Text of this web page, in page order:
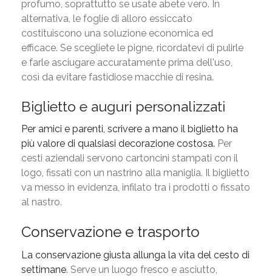
profumo, soprattutto se usate abete vero. In
alternativa, le foglie di alloro essiccato
costituiscono una soluzione economica ed
efficace. Se scegliete le pigne, ricordatevi di pulirle
e farle asciugare accuratamente prima dell'uso,
così da evitare fastidiose macchie di resina.
Biglietto e auguri personalizzati
Per amici e parenti, scrivere a mano il biglietto ha
più valore di qualsiasi decorazione costosa. Per
cesti aziendali servono cartoncini stampati con il
logo, fissati con un nastrino alla maniglia. Il biglietto
va messo in evidenza, infilato tra i prodotti o fissato
al nastro.
Conservazione e trasporto
La conservazione giusta allunga la vita del cesto di
settimane. Serve un luogo fresco e asciutto,